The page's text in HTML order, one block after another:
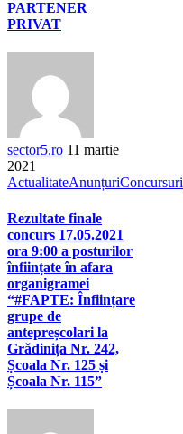
PARTENER
PRIVAT
sector5.ro 11 martie
2021
ActualitateAnunțuriConcursuri
Rezultate finale
concurs 17.05.2021
ora 9:00 a posturilor
înființate în afara
organigramei
“#FAPTE: Înființare
grupe de
antepreșcolari la
Grădinița Nr. 242,
Școala Nr. 125 și
Școala Nr. 115”